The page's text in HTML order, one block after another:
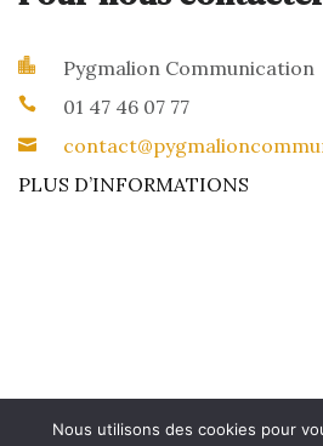
Pygmalion Communication
01 47 46 07 77
PLUS D’INFORMATIONS
Nous utilisons des cookies pour